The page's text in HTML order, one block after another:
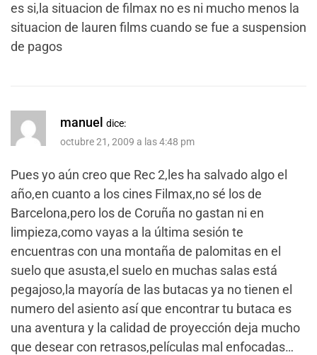
es si,la situacion de filmax no es ni mucho menos la
situacion de lauren films cuando se fue a suspension
de pagos
manuel dice:
octubre 21, 2009 a las 4:48 pm
Pues yo aún creo que Rec 2,les ha salvado algo el
año,en cuanto a los cines Filmax,no sé los de
Barcelona,pero los de Coruña no gastan ni en
limpieza,como vayas a la última sesión te
encuentras con una montaña de palomitas en el
suelo que asusta,el suelo en muchas salas está
pegajoso,la mayoría de las butacas ya no tienen el
numero del asiento así que encontrar tu butaca es
una aventura y la calidad de proyección deja mucho
que desear con retrasos,películas mal enfocadas…